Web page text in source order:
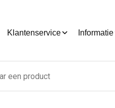
Klantenservice Informatie